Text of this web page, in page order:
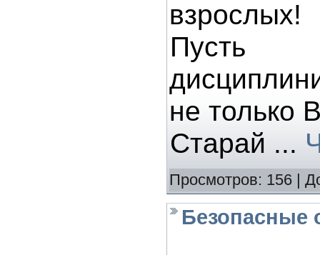
взрослых!
не только
Старай ...
Просмотров: 156 |
Безопасные